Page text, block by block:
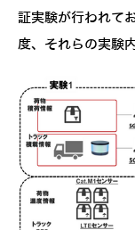
証実験が行われて
度、それらの実験